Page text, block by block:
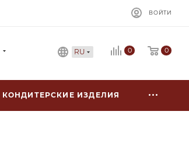
ВОЙТИ
RU 0 0
КОНДИТЕРСКИЕ ИЗДЕЛИЯ